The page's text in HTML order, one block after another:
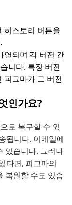
히스토리 버튼을
열되며 각 버전 간
니다. 특정 버전
피그마가 그 버전
인가요?
로 복구할 수 있
됩니다. 이메일에
있습니다. 그러나
다면, 피그마의
복원할 수도 있습